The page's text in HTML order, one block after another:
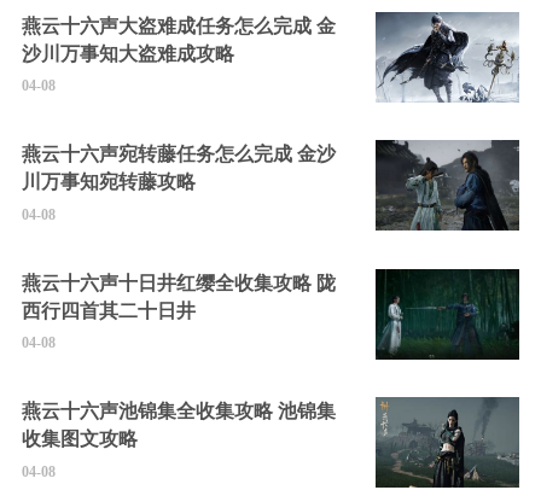
燕云十六声大盗难成任务怎么完成 金
沙川万事知大盗难成攻略
04-08
燕云十六声宛转藤任务怎么完成 金沙
川万事知宛转藤攻略
04-08
燕云十六声十日井红缨全收集攻略 陇
西行四首其二十日井
04-08
燕云十六声池锦集全收集攻略 池锦集
收集图文攻略
04-08